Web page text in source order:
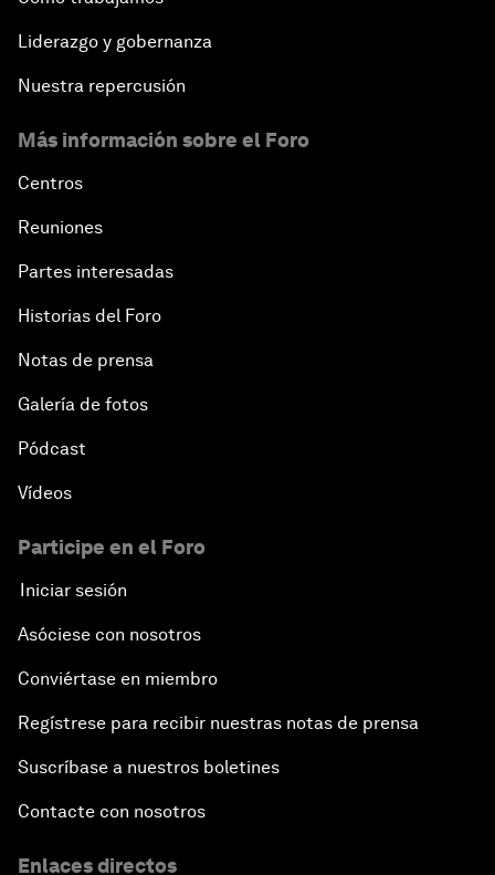
Liderazgo y gobernanza
Nuestra repercusión
Más información sobre el Foro
Centros
Reuniones
Partes interesadas
Historias del Foro
Notas de prensa
Galería de fotos
Pódcast
Vídeos
Participe en el Foro
Iniciar sesión
Asóciese con nosotros
Conviértase en miembro
Regístrese para recibir nuestras notas de prensa
Suscríbase a nuestros boletines
Contacte con nosotros
Enlaces directos